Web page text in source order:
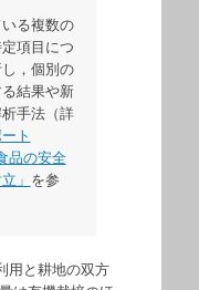
る複数の
項目につ
，個別の
結果や新
手法（詳
ト
品の安全
」 を参
用と耕地の双方